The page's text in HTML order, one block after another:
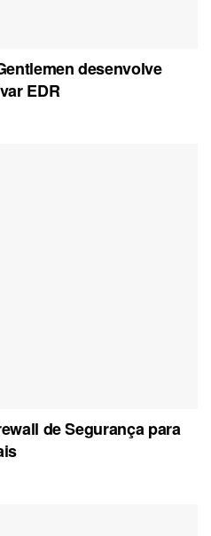
desenvolve
EDR
de Segurança para